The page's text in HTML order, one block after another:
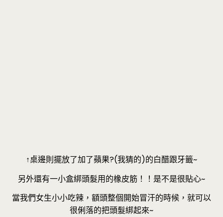
↑桌邊則擺放了加了蘋果?(我猜的)的白醋跟牙籤~
另外還有一小盒綁頭髮用的橡皮筋！！是不是很貼心~
當我們女生小小吃辣，額頭整個開始冒汗的時候，就可以
很俐落的把頭髮綁起來~